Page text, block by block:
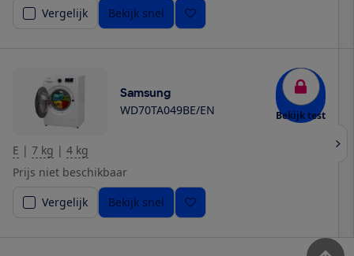
Vergelijk
Bekijk snel
Samsung
WD70TA049BE/EN Bekijk test
E | 7 kg | 4 kg
Prijs niet beschikbaar
Vergelijk
Bekijk snel